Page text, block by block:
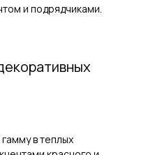
и подрядчиками.
в теплых